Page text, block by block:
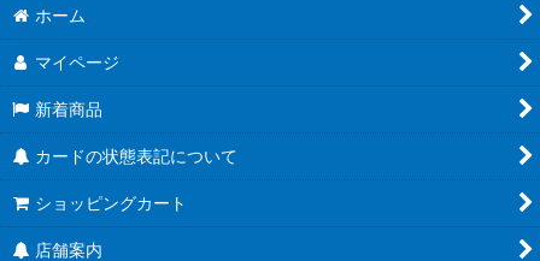
ホーム
マイページ
新着商品
カードの状態表記について
ショッピングカート
店舗案内